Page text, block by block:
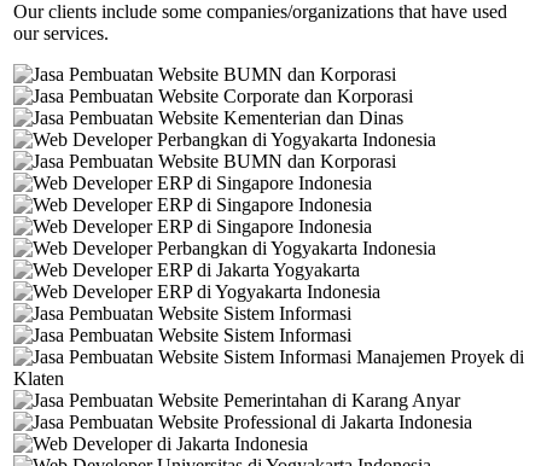
Our clients include some companies/organizations that have used
our services.